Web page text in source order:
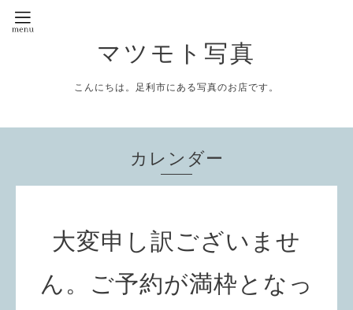
マツモト写真
こんにちは。足利市にある写真のお店です。
カレンダー
大変申し訳ございませ
ん。ご予約が満枠となっ